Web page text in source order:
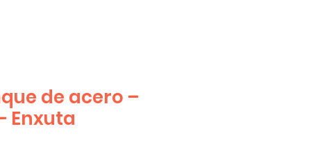
de acero –
Enxuta